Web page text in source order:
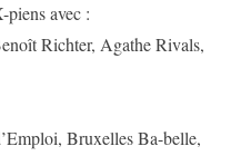
piens avec :
Richter, Agathe Rivals,
Bruxelles Ba-belle,